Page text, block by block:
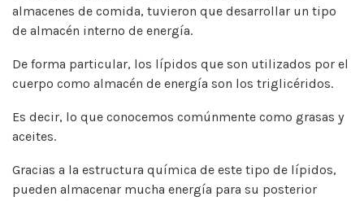
almacenes de comida, tuvieron que desarrollar un tipo
de almacén interno de energía.
De forma particular, los lípidos que son utilizados por el
cuerpo como almacén de energía son los triglicéridos.
Es decir, lo que conocemos comúnmente como grasas y
aceites.
Gracias a la estructura química de este tipo de lípidos,
pueden almacenar mucha energía para su posterior